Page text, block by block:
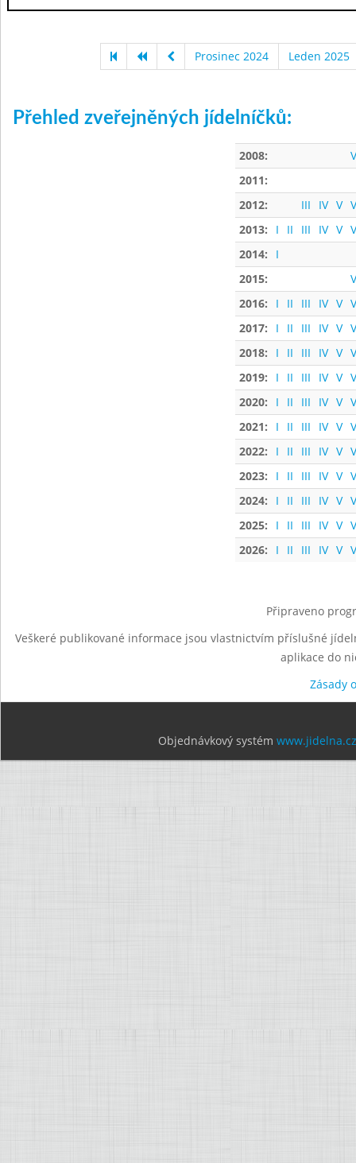
Prosinec 2024 Leden 2025
Přehled zveřejněných jídelníčků:
2008:
2011:
2012:
III IV V
2013:
I II III IV V
2014:
I
2015:
2016:
I II III IV V
2017:
I II III IV V
2018:
I II III IV V
2019:
I II III IV V
2020:
I II III IV V
2021:
I II III IV V
2022:
I II III IV V
2023:
I II III IV V
2024:
I II III IV V
2025:
I II III IV V
2026:
I II III IV V
Připraveno
Veškeré publikované informace jsou vlastnictvím příslušné
aplikace do
Zásady
Objednávkový systém www.jidelna.cz